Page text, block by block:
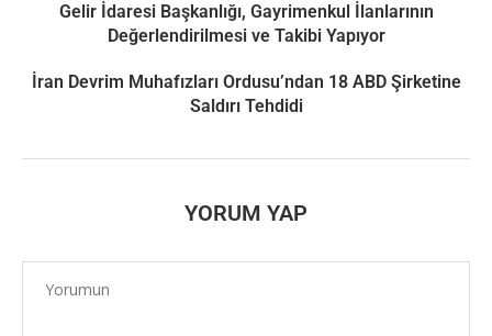
Gelir İdaresi Başkanlığı, Gayrimenkul İlanlarının
Değerlendirilmesi ve Takibi Yapıyor
İran Devrim Muhafızları Ordusu’ndan 18 ABD Şirketine
Saldırı Tehdidi
YORUM YAP